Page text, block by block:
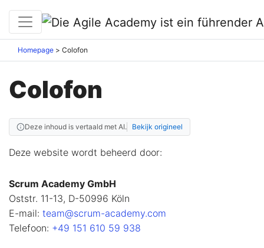
Homepage Colofon
Colofon
Deze inhoud is vertaald met AI. Bekijk origineel
Deze website wordt beheerd door:
Scrum Academy GmbH
Oststr. 11-13, D-50996 Köln
E-mail: team@scrum-academy.com
Telefoon: +49 151 610 59 938‬ ‬